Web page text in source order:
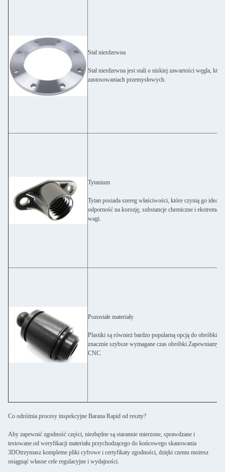
Stal nierdzewna
Stal nierdzewna jest stali o niskiej zawartości węgla,
zastosowaniach przemysłowych.
Tytanium
Tytan posiada szereg właściwości, które czynią go
odporność na korozję, substancje chemiczne i
wagi.
Pozostałe materiały
Plastiki są również bardzo popularną opcją do obróbki
znacznie szybsze wymagane czas obróbki.Zapewniamy
CNC.
Co odróżnia procesy inspekcyjne Barana Rapid od reszty?
Aby zapewnić zgodność części, niezbędne są starannie mierzone, sprawdzane i
testowane.od weryfikacji materiału przychodzącego do końcowego skanowania
3DOtrzymasz kompletne pliki cyfrowe i certyfikaty zgodności, dzięki czemu możesz
osiągnąć własne cele regulacyjne i wydajności.